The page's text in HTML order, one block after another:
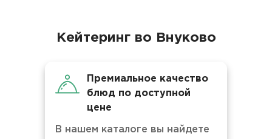
Кейтеринг во Внуково
Премиальное качество
блюд по доступной
цене
В нашем каталоге вы найдете